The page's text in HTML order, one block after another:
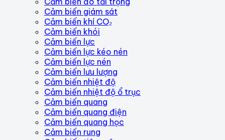
Cảm biến giám sát
Cảm biến khí CO₂
Cảm biến khói
Cảm biến lực
Cảm biến lực kéo nén
Cảm biến lực nén
Cảm biến lưu lượng
Cảm biến nhiệt độ
Cảm biến nhiệt độ ổ trục
Cảm biến quang
Cảm biến quang điện
Cảm biến quang học
Cảm biến rung